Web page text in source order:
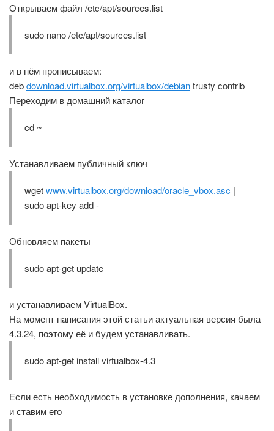
Открываем файл /etc/apt/sources.list
sudo nano /etc/apt/sources.list
и в нём прописываем:
debdownload.virtualbox.org/virtualbox/debiantrusty contrib
Переходим в домашний каталог
cd ~
Устанавливаем публичный ключ
wgetwww.virtualbox.org/download/oracle_vbox.asc |
sudo apt-key add -
Обновляем пакеты
sudo apt-get update
и устанавливаем VirtualBox.
На момент написания этой статьи актуальная версия была
4.3.24, поэтому её и будем устанавливать.
sudo apt-get install virtualbox-4.3
Если есть необходимость в установке дополнения, качаем
и ставим его